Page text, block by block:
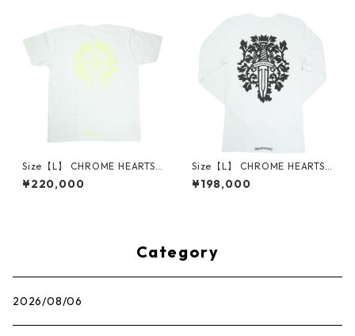
Size【L】 CHROME HEARTS
クロム・ハーツ HORSESHOE
S/S TEE WHITE/NEON YELLO
¥220,000
Size【L】 CHROME HEARTS
クロム・ハーツ DAGGER THE
RMAL L/S TEE WHITE サーマ
¥198,000
Category
2026/08/06